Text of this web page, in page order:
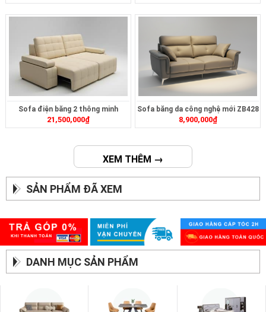
Sofa điện băng 2 thông minh
ZT2626
21,500,000₫
Sofa băng da công nghệ mới ZB428
8,900,000₫
XEM THÊM →
SẢN PHẨM ĐÃ XEM
DANH MỤC SẢN PHẨM